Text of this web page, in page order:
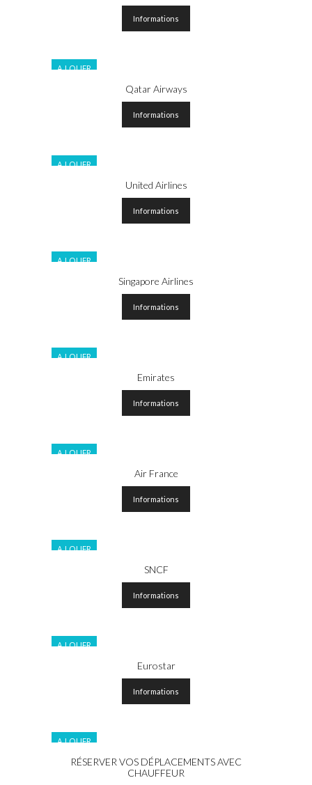
Informations
A LOUER
Qatar Airways
Informations
A LOUER
United Airlines
Informations
A LOUER
Singapore Airlines
Informations
A LOUER
Emirates
Informations
A LOUER
Air France
Informations
A LOUER
SNCF
Informations
A LOUER
Eurostar
Informations
A LOUER
RÉSERVER VOS DÉPLACEMENTS AVEC
CHAUFFEUR